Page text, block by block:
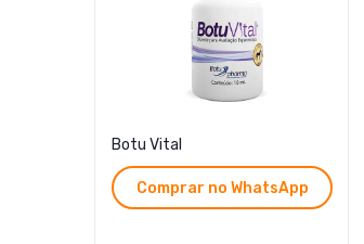
Botu Vital
Comprar no WhatsApp